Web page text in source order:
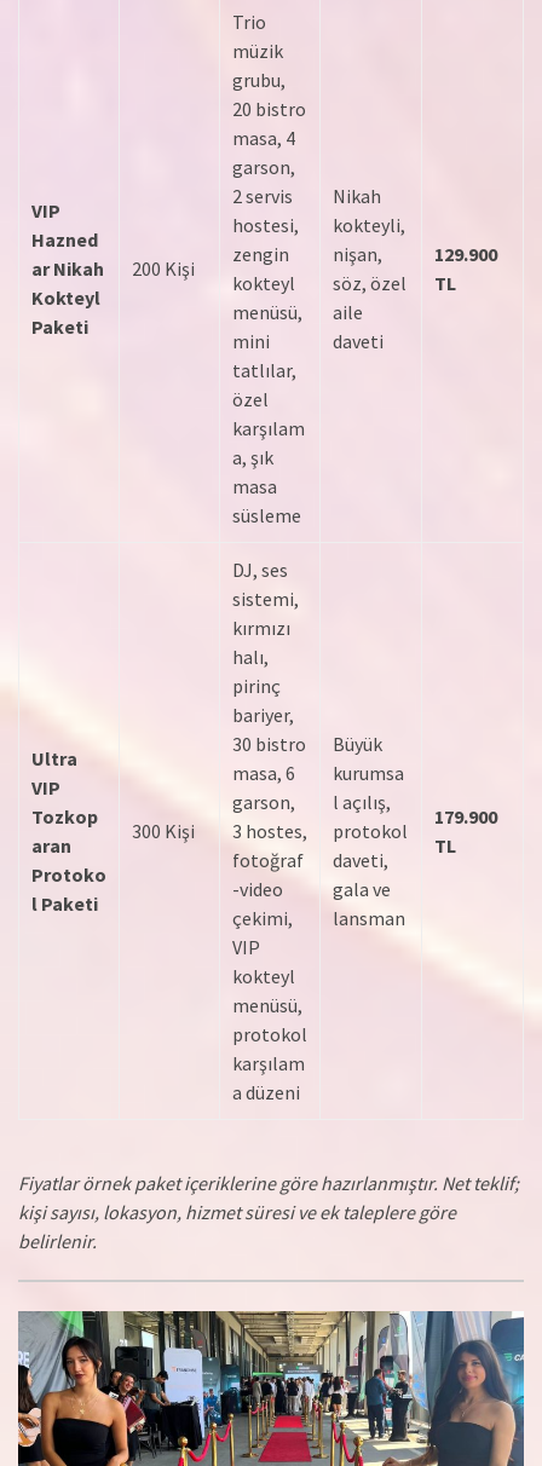
VIP
Hazned
ar Nikah
Kokteyl
Paketi
200 Kişi
Trio
müzik
grubu,
20 bistro
masa, 4
garson,
2 servis
hostesi,
zengin
kokteyl
menüsü,
mini
tatlılar,
özel
karşılam
a, şık
masa
süsleme
Nikah
kokteyli,
nişan,
söz, özel
aile
daveti
129.900
TL
Ultra
VIP
Tozkop
aran
Protoko
l Paketi
300 Kişi
DJ, ses
sistemi,
kırmızı
halı,
pirinç
bariyer,
30 bistro
masa, 6
garson,
3 hostes,
fotoğraf
-video
çekimi,
VIP
kokteyl
menüsü,
protokol
karşılam
a düzeni
Büyük
kurumsa
l açılış,
protokol
daveti,
gala ve
lansman
179.900
TL
Fiyatlar örnek paket içeriklerine göre hazırlanmıştır. Net teklif;
kişi sayısı, lokasyon, hizmet süresi ve ek taleplere göre
belirlenir.